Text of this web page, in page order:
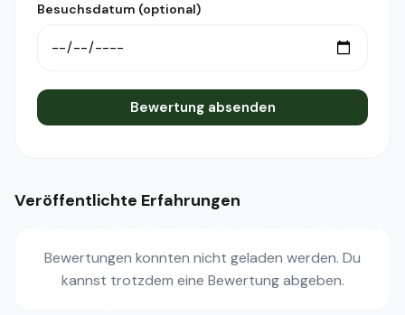
Besuchsdatum (optional)
Bewertung absenden
Veröffentlichte Erfahrungen
Bewertungen konnten nicht geladen werden. Du
kannst trotzdem eine Bewertung abgeben.